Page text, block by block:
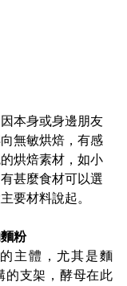
本身或身邊朋友
無敏烘焙，有感
烘焙素材，如小
甚麼食材可以選
要材料說起。
粉
主體，尤其是麵
的支架，酵母在此